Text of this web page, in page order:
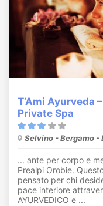
T’Ami Ayurveda
Private Spa
Selvino - Bergamo -
... ante per corpo e
Prealpi Orobie.
pensato per chi
pace interiore
AYURVEDICO e ...